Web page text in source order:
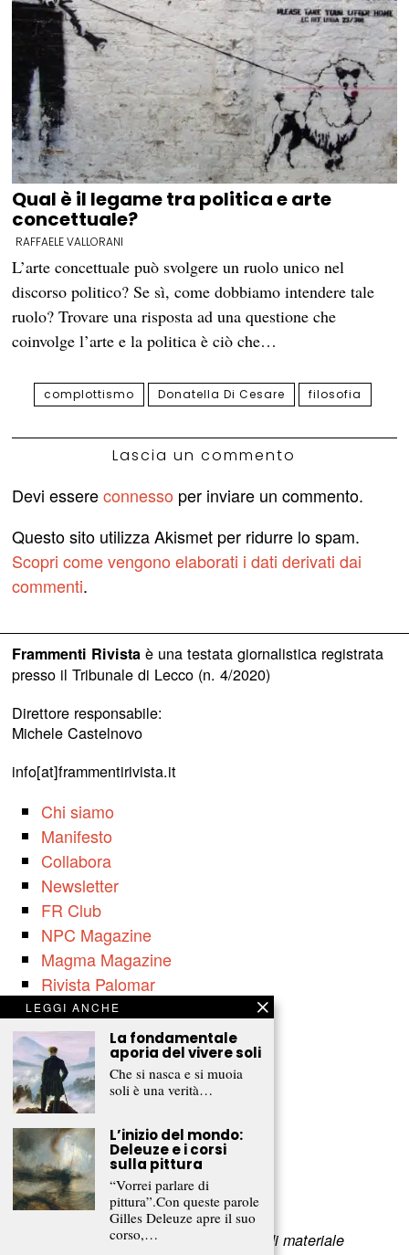
Qual è il legame tra politica e arte
concettuale?
RAFFAELE VALLORANI
L’arte concettuale può svolgere un ruolo unico nel
discorso politico? Se sì, come dobbiamo intendere tale
ruolo? Trovare una risposta ad una questione che
coinvolge l’arte e la politica è ciò che…
complottismo Donatella Di Cesare filosofia
Lascia un commento
Devi essereconnesso per inviare un commento.
Questo sito utilizza Akismet per ridurre lo spam.
Scopri come vengono elaborati i dati derivati dai
commenti.
Frammenti Rivistaè una testata giornalistica registrata
presso il Tribunale di Lecco (n. 4/2020)
Direttore responsabile:
Michele Castelnovo
info[at]frammentirivista.it
Chi siamo
Manifesto
Collabora
Newsletter
FR Club
NPC Magazine
Magma Magazine
Rivista Palomar
Associazione culturale
Il fascino degli intellettuali
Viale Filippo Turati 80
c/o Castelnovo
23900 Lecco (LC)
www.fascinointellettuali.it
info[at]fascinointellettuali.it
Per segnalare eventuali errori nell’uso di materiale
LEGGI ANCHE
La fondamentale
aporia del vivere soli
Che si nasca e si muoia
soli è una verità…
L’inizio del mondo:
Deleuze e i corsi
sulla pittura
“Vorrei parlare di
pittura”.Con queste parole
Gilles Deleuze apre il suo
corso,…